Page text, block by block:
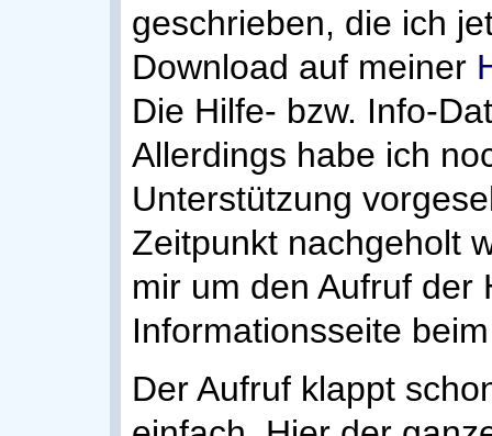
geschrieben, die ich
Download auf meiner
Die Hilfe- bzw. Info-
Allerdings habe ich
Unterstützung
Zeitpunkt nachgeholt
mir um den Aufruf der
Informationsseite
Der Aufruf klappt